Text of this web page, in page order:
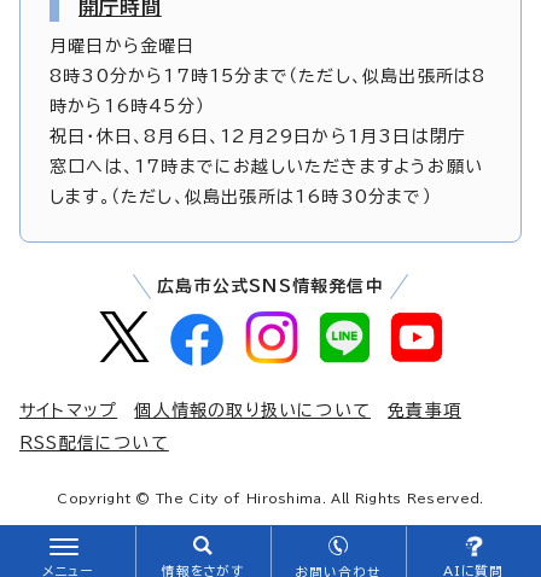
メニュー 情報をさがす お問い合わせ AIに質問
開庁時間
月曜日から金曜日
8時30分から17時15分まで（ただし、似島出張所は8
時から16時45分）
祝日・休日、8月6日、12月29日から1月3日は閉庁
窓口へは、17時までにお越しいただきますようお願い
します。（ただし、似島出張所は16時30分まで）
広島市公式SNS情報発信中
サイトマップ 個人情報の取り扱いについて
免責事項
RSS配信について
Copyright © The City of Hiroshima. All Rights Reserved.